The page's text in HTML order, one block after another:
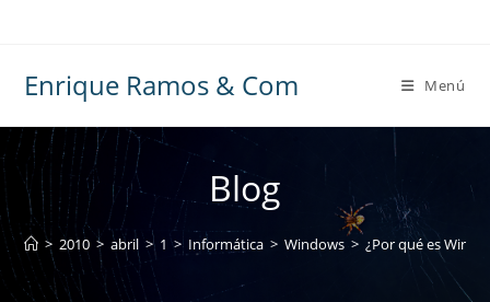
Enrique Ramos & Com Menú
Blog
> 2010 > abril > 1 > Informática > Windows > ¿Por qué es